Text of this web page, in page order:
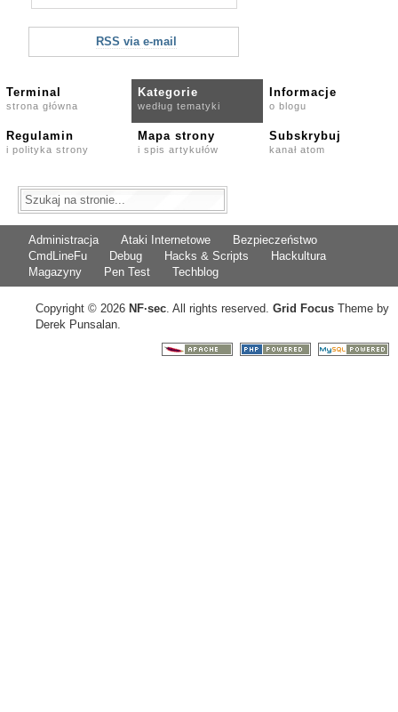
RSS via e-mail
Terminal
strona główna
Kategorie
według tematyki
Informacje
o blogu
Regulamin
i polityka strony
Mapa strony
i spis artykułów
Subskrybuj
kanał atom
Administracja Ataki Internetowe
Bezpieczeństwo
CmdLineFu
Debug Hacks & Scripts
Hackultura
Magazyny
Pen Test Techblog
Copyright © 2026 NF·sec. All rights reserved. Grid Focus Theme by
Derek Punsalan.